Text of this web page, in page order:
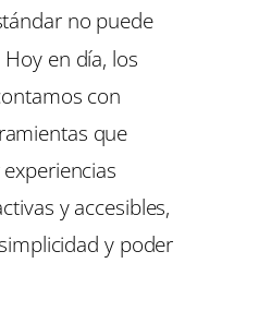
no puede
en día, los
con
que
y accesibles,
y poder